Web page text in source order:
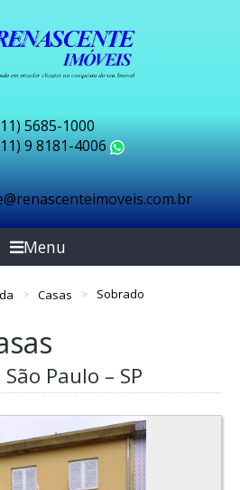
5685-1000
9 8181-4006
Menu
Casas Sobrado
Paulo – SP